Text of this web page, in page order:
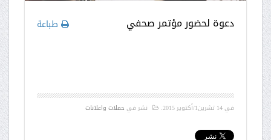
طباعة دعوة لحضور مؤتمر صحفي
في14 تشرين1/أكتوير 2015 . نشر في حملات واعلانات